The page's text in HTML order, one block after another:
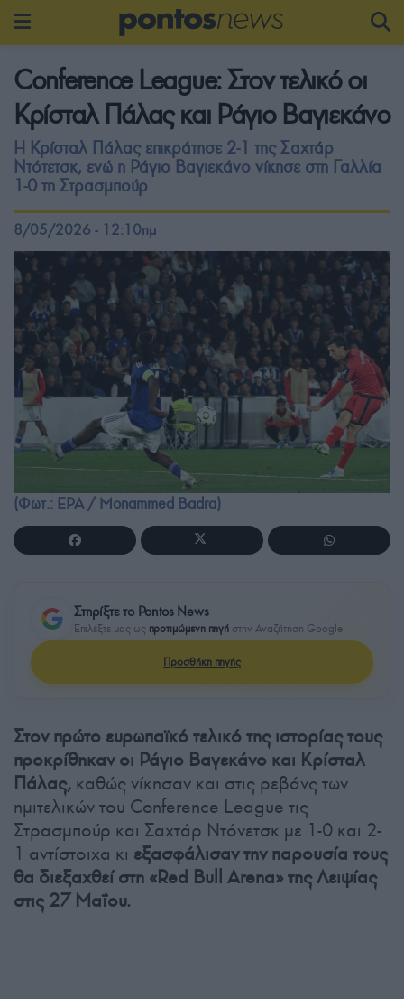
Conference League: Στον τελικό οι
Κρίσταλ Πάλας και Ράγιο Βαγιεκάνο
Η Κρίσταλ Πάλας επικράτησε 2-1 της Σαχτάρ
Ντότετσκ, ενώ η Ράγιο Βαγιεκάνο νίκησε στη Γαλλία
1-0 τη Στρασμπούρ
8/05/2026 - 12:10πμ
(Φωτ.: EPA / Monammed Badra)
Στηρίξτε το Pontos News
Επιλέξτε μας ως προτιμώμενη πηγή στην Αναζήτηση Google
Προσθήκη πηγής
Στον πρώτο ευρωπαϊκό τελικό της ιστορίας τους
προκρίθηκαν οι Ράγιο Βαγεκάνο και Κρίσταλ
Πάλας, καθώς νίκησαν και στις ρεβάνς των
ημιτελικών του Conference League τις
Στρασμπούρ και Σαχτάρ Ντόνετσκ με 1-0 και 2-
1 αντίστοιχα κι εξασφάλισαν την παρουσία τους
θα διεξαχθεί στη «Red Bull Arena» της Λειψίας
στις 27 Μαΐου.